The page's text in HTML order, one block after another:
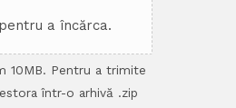
a încărca.
10MB. Pentru a trimite
într-o arhivă .zip